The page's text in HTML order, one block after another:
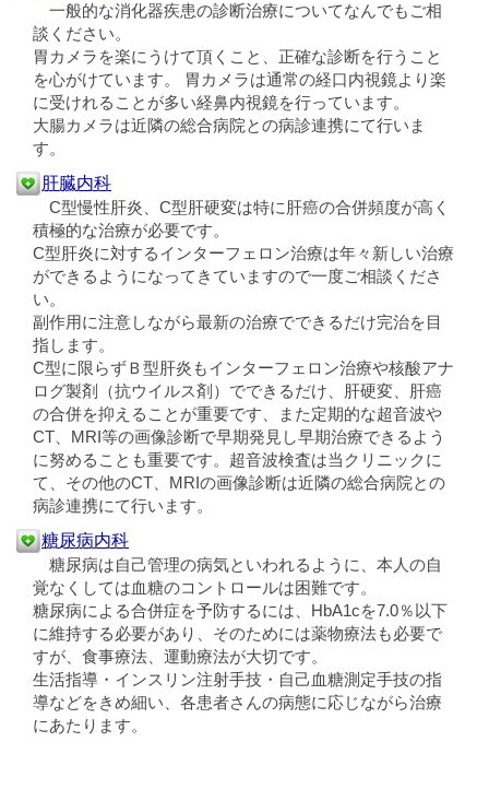
一般的な消化器疾患の診断治療についてなんでもご相
談ください。
胃カメラを楽にうけて頂くこと、正確な診断を行うこと
を心がけています。 胃カメラは通常の経口内視鏡より楽
に受けれることが多い経鼻内視鏡を行っています。
大腸カメラは近隣の総合病院との病診連携にて行いま
す。
肝臓内科
C型慢性肝炎、C型肝硬変は特に肝癌の合併頻度が高く
積極的な治療が必要です。
C型肝炎に対するインターフェロン治療は年々新しい治療
ができるようになってきていますので一度ご相談くださ
い。
副作用に注意しながら最新の治療でできるだけ完治を目
指します。
C型に限らずＢ型肝炎もインターフェロン治療や核酸アナ
ログ製剤（抗ウイルス剤）でできるだけ、肝硬変、肝癌
の合併を抑えることが重要です、また定期的な超音波や
CT、MRI等の画像診断で早期発見し早期治療できるよう
に努めることも重要です。超音波検査は当クリニックに
て、その他のCT、MRIの画像診断は近隣の総合病院との
病診連携にて行います。
糖尿病内科
糖尿病は自己管理の病気といわれるように、本人の自
覚なくしては血糖のコントロールは困難です。
糖尿病による合併症を予防するには、HbA1cを7.0％以下
に維持する必要があり、そのためには薬物療法も必要で
すが、食事療法、運動療法が大切です。
生活指導・インスリン注射手技・自己血糖測定手技の指
導などをきめ細い、各患者さんの病態に応じながら治療
にあたります。